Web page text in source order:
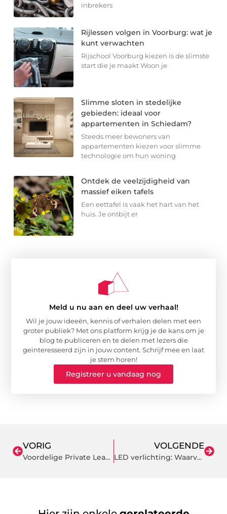
inbrekers
Rijlessen volgen in Voorburg: wat je
kunt verwachten
Rijschool Voorburg kiezen is de slimste
start die je maakt Woon je
Slimme sloten in stedelijke
gebieden: ideaal voor
appartementen in Schiedam?
Steeds meer bewoners van
appartementen kiezen voor slimme
technologie om hun woning
Ontdek de veelzijdigheid van
massief eiken tafels
Een eettafel is vaak het hart van het
huis. Je ontbijt er
Meld u nu aan en deel uw verhaal!
Wil je jouw ideeën, kennis of verhalen delen met een
groter publiek? Met ons platform krijg je de kans om je
blog te publiceren en te delen met lezers die
geïnteresseerd zijn in jouw content. Schrijf mee en laat
je stem horen!
Registreer u vandaag nog
VORIG
Voordelige Private Lease Tarieven
VOLGENDE
LED verlichting: Waarvoor kan je het allemaal gebruiken?